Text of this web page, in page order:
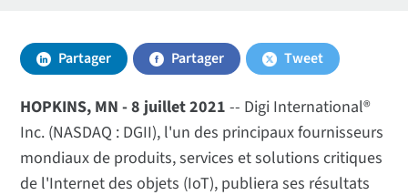
Partager Partager Tweet
HOPKINS, MN - 8 juillet 2021 -- Digi International®
Inc. (NASDAQ : DGII), l'un des principaux fournisseurs
mondiaux de produits, services et solutions critiques
de l'Internet des objets (IoT), publiera ses résultats